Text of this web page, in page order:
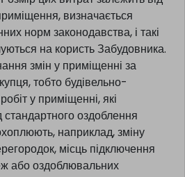
визначається
норм законодавства, і такі
на користь Забудовника.
змін у приміщенні за
тобто будівельно-
у приміщенні, які
стандартного оздоблення
наприклад, зміну
місць підключення
або оздоблювальних